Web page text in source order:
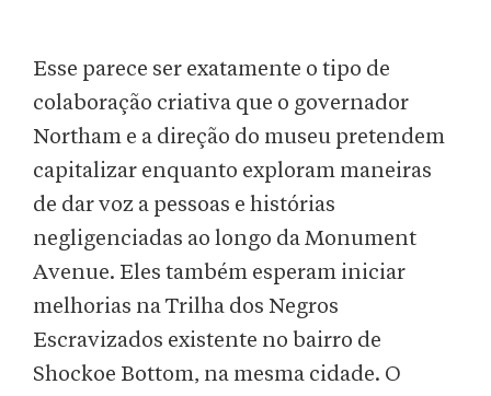
Esse parece ser exatamente o tipo de
colaboração criativa que o governador
Northam e a direção do museu pretendem
capitalizar enquanto exploram maneiras
de dar voz a pessoas e histórias
negligenciadas ao longo da Monument
Avenue. Eles também esperam iniciar
melhorias na Trilha dos Negros
Escravizados existente no bairro de
Shockoe Bottom, na mesma cidade. O